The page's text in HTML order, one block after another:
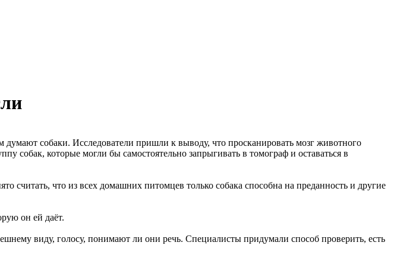
думают собаки. Исследователи пришли к выводу, что просканировать мозг животного
собак, которые могли бы самостоятельно запрыгивать в томограф и оставаться в
считать, что из всех домашних питомцев только собака способна на преданность и другие
он ей даёт.
виду, голосу, понимают ли они речь. Специалисты придумали способ проверить, есть